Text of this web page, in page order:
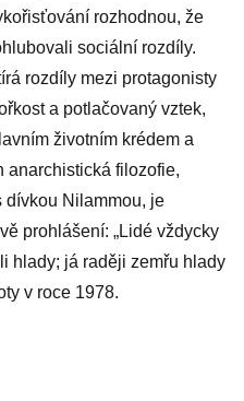
rozhodnou, že
sociální rozdíly.
rozdíly mezi protagonisty
a potlačovaný vztek,
životním krédem a
anarchistická filozofie,
dívkou Nilammou, je
prohlášení: „Lidé vždycky
hlady; já raději zemřu hlady
v roce 1978.